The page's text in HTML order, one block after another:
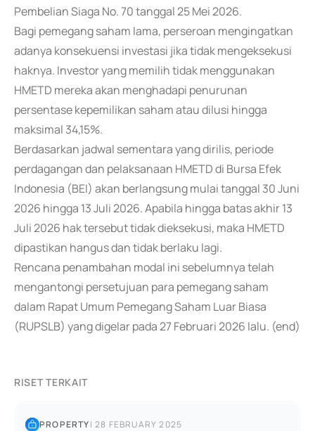
Pembelian Siaga No. 70 tanggal 25 Mei 2026.
Bagi pemegang saham lama, perseroan mengingatkan
adanya konsekuensi investasi jika tidak mengeksekusi
haknya. Investor yang memilih tidak menggunakan
HMETD mereka akan menghadapi penurunan
persentase kepemilikan saham atau dilusi hingga
maksimal 34,15%.
Berdasarkan jadwal sementara yang dirilis, periode
perdagangan dan pelaksanaan HMETD di Bursa Efek
Indonesia (BEI) akan berlangsung mulai tanggal 30 Juni
2026 hingga 13 Juli 2026. Apabila hingga batas akhir 13
Juli 2026 hak tersebut tidak dieksekusi, maka HMETD
dipastikan hangus dan tidak berlaku lagi.
Rencana penambahan modal ini sebelumnya telah
mengantongi persetujuan para pemegang saham
dalam Rapat Umum Pemegang Saham Luar Biasa
(RUPSLB) yang digelar pada 27 Februari 2026 lalu. (end)
RISET TERKAIT
PROPERTY|28 FEBRUARY 2025